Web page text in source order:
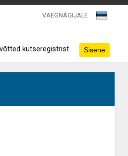
VAEGNÄGIJALE
kutseregistrist